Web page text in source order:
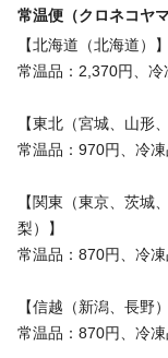
常温便（クロネコヤマ
【北海道（北海道）】
常温品：2,370円、冷
【東北（宮城、山形
常温品：970円、冷
【関東（東京、茨城
梨）】
常温品：870円、冷
【信越（新潟、長野）
常温品：870円、冷